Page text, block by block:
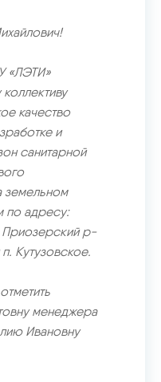
«ЛЭТИ»
качество
и
санитарной
земельном
по адресу:
Приозерский р-
Кутузовское.
менеджера
Ивановну